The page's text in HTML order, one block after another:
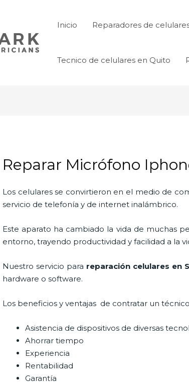
Inicio Reparadores de
Tecnico de celulares en Quito
Reparar Micrófono
Los celulares se convirtieron en el medio de
servicio de telefonía y de internet inalámbrico.
Este aparato ha cambiado la vida de muchas
entorno, trayendo productividad y facilidad a la
Nuestro servicio para reparación celulares en
hardware o software.
Los beneficios y ventajas de contratar un
Asistencia de dispositivos de diversas
Ahorrar tiempo
Experiencia
Rentabilidad
Garantía